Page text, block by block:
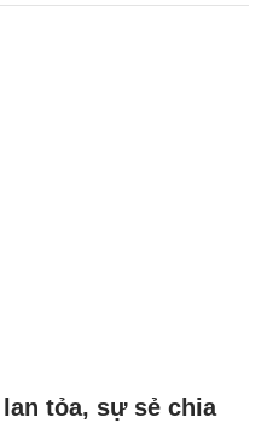
tỏa, sự sẻ chia